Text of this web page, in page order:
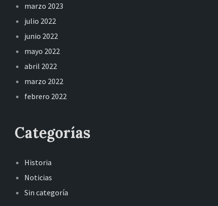
marzo 2023
julio 2022
junio 2022
mayo 2022
abril 2022
marzo 2022
febrero 2022
Categorías
Historia
Noticias
Sin categoría